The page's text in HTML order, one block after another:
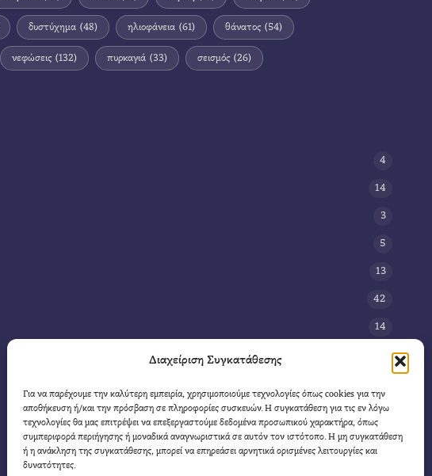
Διαχείριση Συγκατάθεσης
Για να παρέχουμε την καλύτερη εμπειρία, χρησιμοποιούμε τεχνολογίες όπως cookies για την
αποθήκευση ή/και την πρόσβαση σε πληροφορίες συσκευών. Η συγκατάθεση για τις εν λόγω
τεχνολογίες θα μας επιτρέψει να επεξεργαστούμε δεδομένα προσωπικού χαρακτήρα, όπως
συμπεριφορά περιήγησης ή μοναδικά αναγνωριστικά σε αυτόν τον ιστότοπο. Η μη συγκατάθεση
ή η ανάκληση της συγκατάθεσης, μπορεί να επηρεάσει αρνητικά ορισμένες λειτουργίες και
δυνατότητες.
δυστύχημα (48) ηλιοφάνεια (61) θάνατος (54)
νεφώσεις (132) πυρκαγιά (33) σεισμός (26)
4
14
3
5
13
42
14
11
4